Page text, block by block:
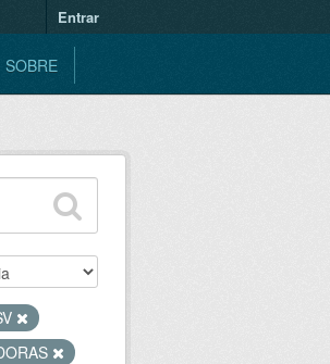
Entrar
SOBRE